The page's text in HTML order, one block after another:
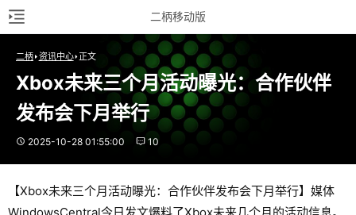
二柄移动版
二柄 资讯中心 正文
Xbox未来三个月活动曝光：合作伙伴
发布会下月举行
2025-10-28 01:55:00 10
【Xbox未来三个月活动曝光：合作伙伴发布会下月举行】媒体
WindowsCentral今日发文爆料了Xbox未来几个月的活动信息。